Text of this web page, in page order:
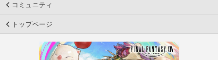
コミュニティ
トップページ